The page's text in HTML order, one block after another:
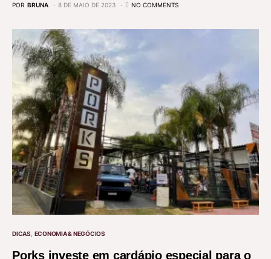
POR BRUNA 8 DE MAIO DE 2023 NO COMMENTS
DICAS ECONOMIA & NEGÓCIOS
Porks investe em cardápio especial para o